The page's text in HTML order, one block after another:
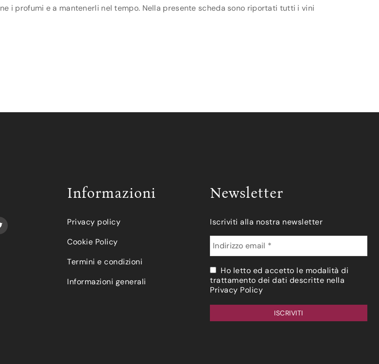
i profumi e a mantenerli nel tempo. Nella presente scheda sono riportati tutti i vini
Informazioni
Privacy policy
Cookie Policy
Termini e condizioni
Informazioni generali
Newsletter
Iscriviti alla nostra newsletter
Ho letto ed accetto le modalità di
trattamento dei dati descritte nella
Privacy Policy